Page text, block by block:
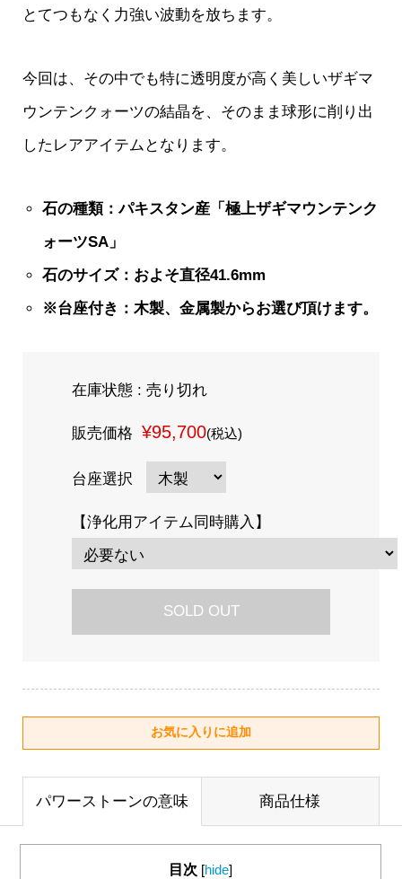
とてつもなく力強い波動を放ちます。
今回は、その中でも特に透明度が高く美しいザギマ
ウンテンクォーツの結晶を、そのまま球形に削り出
したレアアイテムとなります。
石の種類：パキスタン産「極上ザギマウンテンク
ォーツSA」
石のサイズ：およそ直径41.6mm
※台座付き：木製、金属製からお選び頂けます。
在庫状態 : 売り切れ
販売価格 ¥95,700(税込)
台座選択
【浄化用アイテム同時購入】
SOLD OUT
パワーストーンの意味 商品仕様
目次 [hide]